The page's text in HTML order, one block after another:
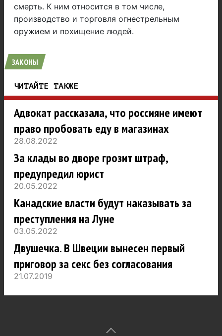
смерть. К ним относится в том числе,
производство и торговля огнестрельным
оружием и похищение людей.
ЗАКОНЫ
ЧИТАЙТЕ ТАКЖЕ
Адвокат рассказала, что россияне имеют
право пробовать еду в магазинах
28.08.2022
За клады во дворе грозит штраф,
предупредил юрист
20.05.2022
Канадские власти будут наказывать за
преступления на Луне
03.05.2022
Двушечка. В Швеции вынесен первый
приговор за секс без согласования
21.07.2019